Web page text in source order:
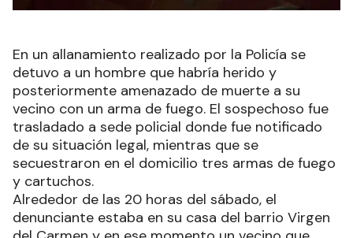
En un allanamiento realizado por la Policía se
detuvo a un hombre que habría herido y
posteriormente amenazado de muerte a su
vecino con un arma de fuego. El sospechoso fue
trasladado a sede policial donde fue notificado
de su situación legal, mientras que se
secuestraron en el domicilio tres armas de fuego
y cartuchos.
Alrededor de las 20 horas del sábado, el
denunciante estaba en su casa del barrio Virgen